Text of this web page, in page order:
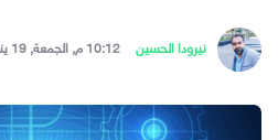
نيرودا الحسين 10:12 م, الجمعة, 19 يناير 2024